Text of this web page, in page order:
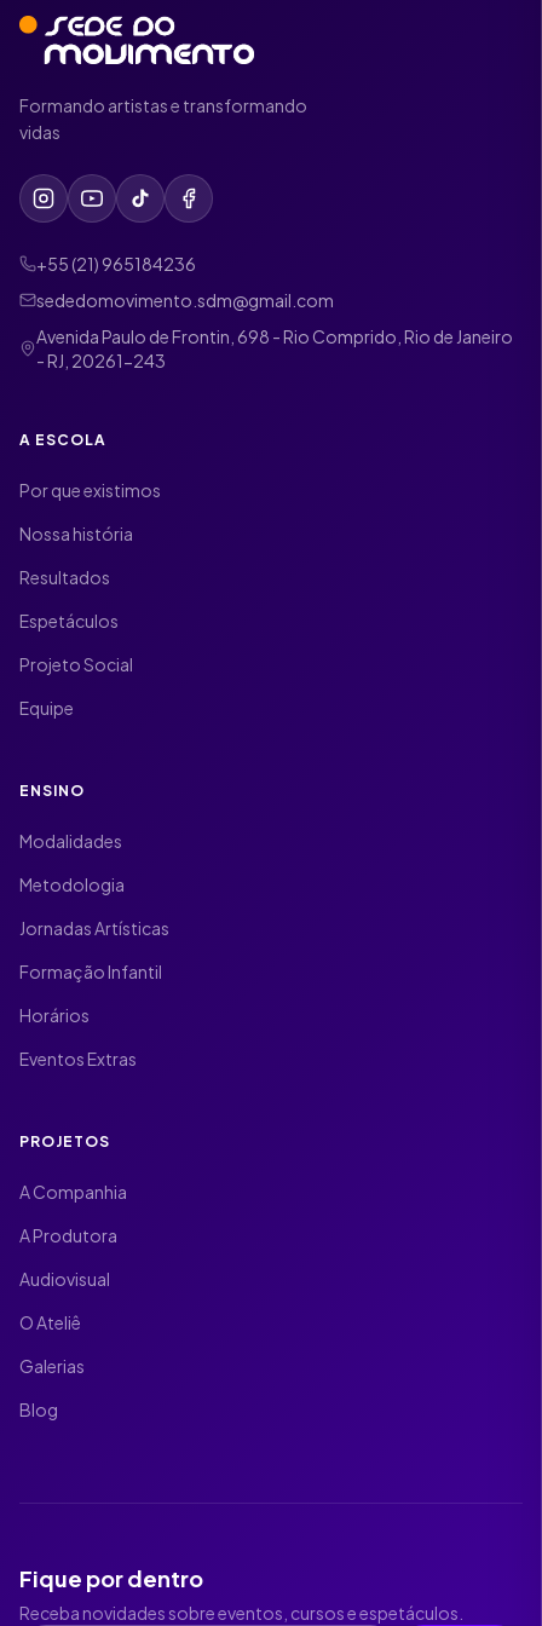
Formando artistas e transformando
vidas
+55 (21) 965184236
sededomovimento.sdm@gmail.com
Avenida Paulo de Frontin, 698 - Rio Comprido, Rio de Janeiro
- RJ, 20261-243
A ESCOLA
Por que existimos
Nossa história
Resultados
Espetáculos
Projeto Social
Equipe
ENSINO
Modalidades
Metodologia
Jornadas Artísticas
Formação Infantil
Horários
Eventos Extras
PROJETOS
A Companhia
A Produtora
Audiovisual
O Ateliê
Galerias
Blog
Fique por dentro
Receba novidades sobre eventos, cursos e espetáculos.